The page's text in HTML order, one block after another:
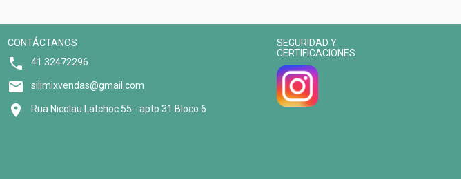
CONTÁCTANOS
41 32472296
silimixvendas@gmail.com
Rua Nicolau Latchoc 55 - apto 31 Bloco 6
SEGURIDAD Y
CERTIFICACIONES